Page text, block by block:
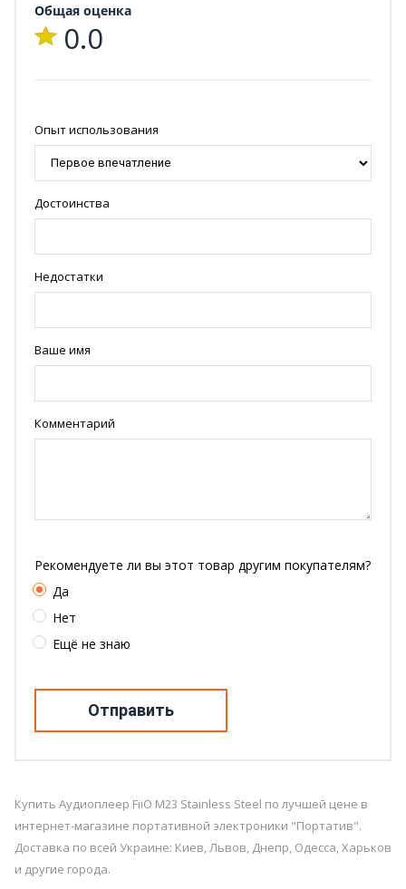
Общая оценка
0.0
Опыт использования
Достоинства
Недостатки
Ваше имя
Комментарий
Рекомендуете ли вы этот товар другим покупателям?
Да
Нет
Ещё не знаю
Отправить
Купить Аудиоплеер FiiO M23 Stainless Steel по лучшей цене в
интернет-магазине портативной электроники "Портатив".
Доставка по всей Украине: Киев, Львов, Днепр, Одесса, Харьков
и другие города.